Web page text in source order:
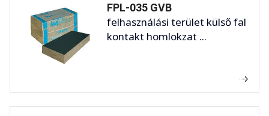
FPL-035 GVB
felhasználási terület külső fal
kontakt homlokzat ...